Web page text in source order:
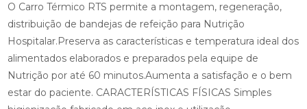
O Carro Térmico RTS permite a montagem, regeneração,
distribuição de bandejas de refeição para Nutrição
Hospitalar.Preserva as características e temperatura ideal dos
alimentados elaborados e preparados pela equipe de
Nutrição por até 60 minutos.Aumenta a satisfação e o bem
estar do paciente. CARACTERÍSTICAS FÍSICAS Simples